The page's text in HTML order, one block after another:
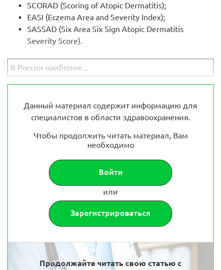
SCORAD (Scoring of Atopic Dermatitis);
EASI (Eczema Area and Severity Index);
SASSAD (Six Area Six Sign Atopic Dermatitis
Severity Score).
В России наиболее...
Данный материал содержит информацию для
специалистов в области здравоохранения.
Чтобы продолжить читать материал, Вам
необходимо
Войти
или
Зарегистрироваться
Продолжайте читать свою статью с